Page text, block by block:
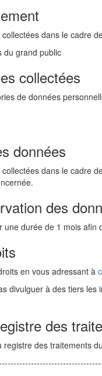
dans le cadre
du grand public
collectées
de données
données
dans le cadre
des
une durée de 1 mois
en vous adressant à
divulguer à des tiers
des
des traitements